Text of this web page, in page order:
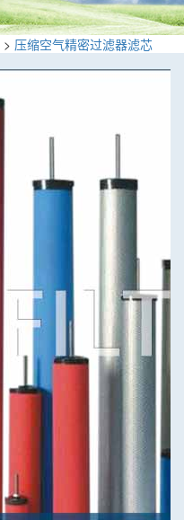
> 压缩空气精密过滤器滤芯